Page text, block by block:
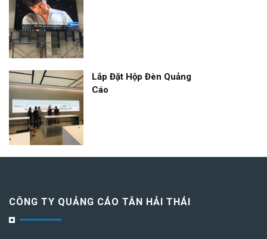
Lắp Đặt Hộp Đèn Quảng
Cáo
CÔNG TY QUẢNG CÁO TÂN HẢI THÁI